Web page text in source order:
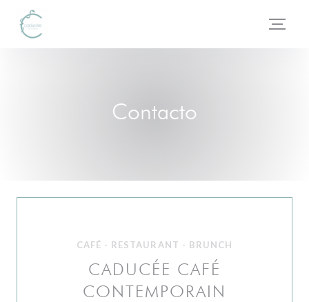
Personalización de sus opciones de cookies
Contacto
CAFÉ - RESTAURANT - BRUNCH
CADUCÉE CAFÉ
CONTEMPORAIN